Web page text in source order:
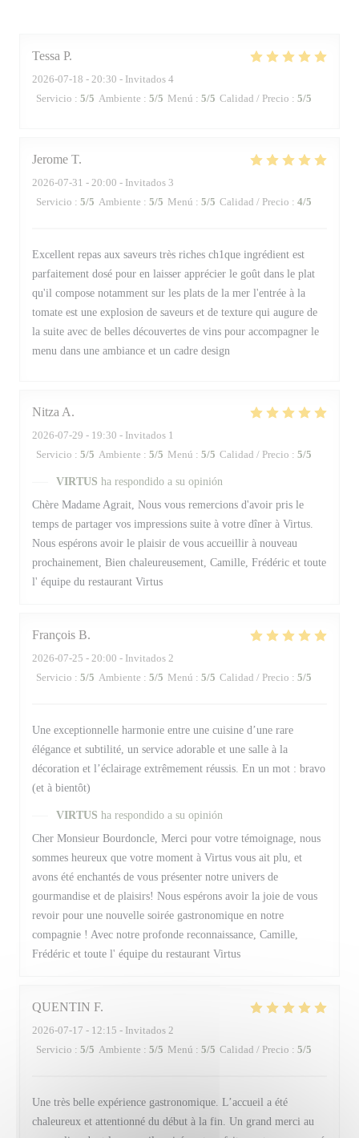
Tessa P
2026-07-18 - 20:30 - Invitados 4
Servicio : 5/5 Ambiente : 5/5 Menú : 5/5 Calidad / Precio : 5/5
Jerome T
2026-07-31 - 20:00 - Invitados 3
Servicio : 5/5 Ambiente : 5/5 Menú : 5/5 Calidad / Precio : 4/5
Excellent repas aux saveurs très riches ch1que ingrédient est
parfaitement dosé pour en laisser apprécier le goût dans le plat
qu'il compose notamment sur les plats de la mer l'entrée à la
tomate est une explosion de saveurs et de texture qui augure de
la suite avec de belles découvertes de vins pour accompagner le
menu dans une ambiance et un cadre design
Nitza A
2026-07-29 - 19:30 - Invitados 1
Servicio : 5/5 Ambiente : 5/5 Menú : 5/5 Calidad / Precio : 5/5
VIRTUS ha respondido a su opinión
Chère Madame Agrait, Nous vous remercions d'avoir pris le
temps de partager vos impressions suite à votre dîner à Virtus.
Nous espérons avoir le plaisir de vous accueillir à nouveau
prochainement, Bien chaleureusement, Camille, Frédéric et toute
l' équipe du restaurant Virtus
François B
2026-07-25 - 20:00 - Invitados 2
Servicio : 5/5 Ambiente : 5/5 Menú : 5/5 Calidad / Precio : 5/5
Une exceptionnelle harmonie entre une cuisine d’une rare
élégance et subtilité, un service adorable et une salle à la
décoration et l’éclairage extrêmement réussis. En un mot : bravo
(et à bientôt)
VIRTUS ha respondido a su opinión
Cher Monsieur Bourdoncle, Merci pour votre témoignage, nous
sommes heureux que votre moment à Virtus vous ait plu, et
avons été enchantés de vous présenter notre univers de
gourmandise et de plaisirs! Nous espérons avoir la joie de vous
revoir pour une nouvelle soirée gastronomique en notre
compagnie ! Avec notre profonde reconnaissance, Camille,
Frédéric et toute l' équipe du restaurant Virtus
QUENTIN F
2026-07-17 - 12:15 - Invitados 2
Servicio : 5/5 Ambiente : 5/5 Menú : 5/5 Calidad / Precio : 5/5
Une très belle expérience gastronomique. L’accueil a été
chaleureux et attentionné du début à la fin. Un grand merci au